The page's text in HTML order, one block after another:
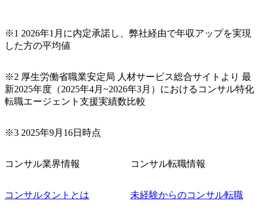
※1 2026年1月に内定承諾し、弊社経由で年収アップを実現
した方の平均値
※2 厚生労働省職業安定局 人材サービス総合サイトより 最
新2025年度（2025年4月~2026年3月）におけるコンサル特化
転職エージェント支援実績数比較
※3 2025年9月16日時点
コンサル業界情報
コンサルタントとは
コンサル転職情報
未経験からのコンサル転職